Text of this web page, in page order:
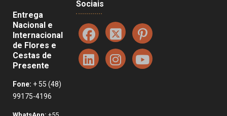
Entrega
Nacional e
Internacional
de Flores e
Cestas de
Presente
Fone: + 55 (48)
99175-4196
Sociais